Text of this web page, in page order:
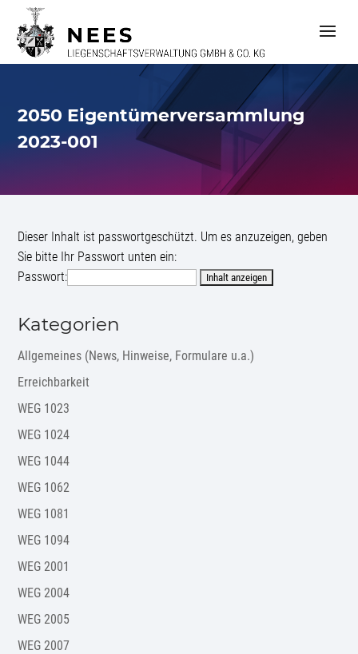
t
2050 Eigentümerversammlung
2023-001
Kategorien
Allgemeines (News, Hinweise, Formulare u.a.)
Erreichbarkeit
WEG 1023
WEG 1024
WEG 1044
WEG 1062
WEG 1081
WEG 1094
WEG 2001
WEG 2004
WEG 2005
WEG 2007
Dieser Inhalt ist passwortgeschützt. Um es anzuzeigen, geben
Sie bitte Ihr Passwort unten ein:
Passwort: